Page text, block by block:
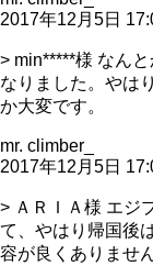
2017年12月5日
> min*****様 なん
なりました。やは
か大変です。
mr. climber_
2017年12月5日
> ＡＲＩＡ様 エジ
て、やはり帰国後
容が良くありませ